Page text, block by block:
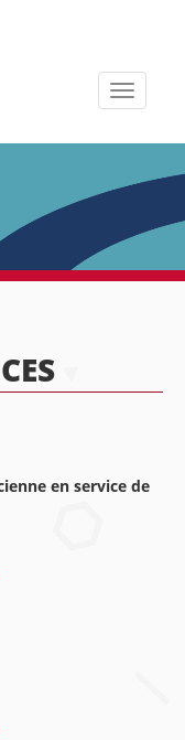
Toggle
en service de